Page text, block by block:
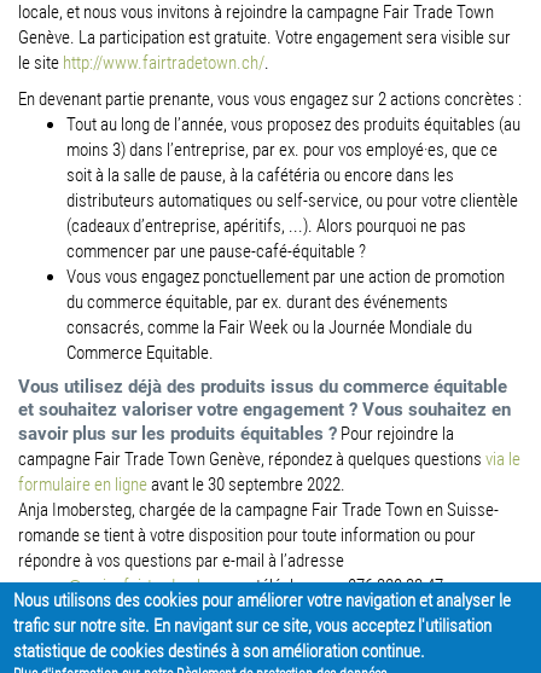
locale, et nous vous invitons à rejoindre la campagne Fair Trade Town
Genève. La participation estgratuite. Votre engagement sera visible sur
le site http://www.fairtradetown.ch/.
En devenant partie prenante, vous vous engagez sur 2 actions concrètes :
Tout au long de l’année, vous proposezdes produits équitables (au
moins 3) dans l’entreprise, par ex. pour vos employé·es, que ce
soit à la salle de pause, à la cafétéria ou encore dans les
distributeurs automatiques ou self-service, ou pour votre clientèle
(cadeauxd’entreprise, apéritifs, ...). Alors pourquoi ne pas
commencer par une pause-café-équitable ?
Vous vous engagez ponctuellement par uneaction de promotion
du commerce équitable, par ex. durant des événements
consacrés, comme la Fair Week ou la Journée Mondiale du
Commerce Equitable.
Vous utilisez déjà des produits issus du commerce équitable
et souhaitez valoriser votre engagement ? Vous souhaitez en
savoir plus sur les produits équitables ? Pour rejoindre la
campagne Fair Trade Town Genève, répondez à quelques questions via le
formulaire en ligneavant le 30 septembre 2022.
Anja Imobersteg, chargée de la campagne Fair Trade Town en Suisse-
romande se tient à votre disposition pour toute information ou pour
répondre à vos questions par e-mail à l’adresse
geneve@swissfairtrade.chou par téléphone au 076 380 33 47.
PARTAGER
Nous utilisons des cookies pour améliorer votre navigation et analyser le
trafic sur notre site. En navigant sur ce site, vous acceptez l'utilisation
statistique de cookies destinés à son amélioration continue.